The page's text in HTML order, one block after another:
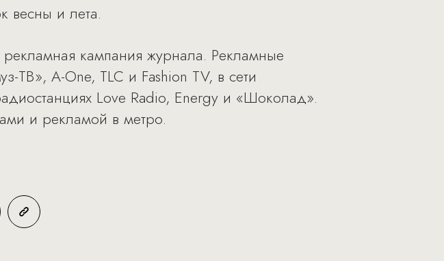
весны и лета.
кампания журнала. Рекламные
A-One, TLC и Fashion TV, в сети
Love Radio, Energy и «Шоколад».
и рекламой в метро.